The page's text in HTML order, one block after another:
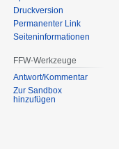
Druckversion
Permanenter Link
Seiten­informationen
FFW-Werkzeuge
Antwort/Kommentar
Zur Sandbox
hinzufügen